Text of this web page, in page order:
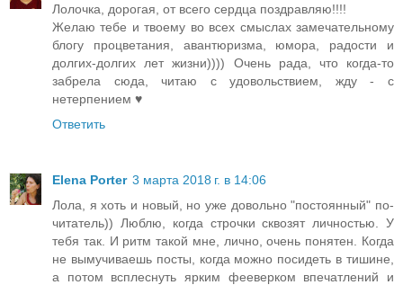
Лолочка, дорогая, от всего сердца поздравляю!!!!
Желаю тебе и твоему во всех смыслах замечательному
блогу процветания, авантюризма, юмора, радости и
долгих-долгих лет жизни)))) Очень рада, что когда-то
забрела сюда, читаю с удовольствием, жду - с
нетерпением ♥
Ответить
Elena Porter 3 марта 2018 г. в 14:06
Лола, я хоть и новый, но уже довольно "постоянный" по-
читатель)) Люблю, когда строчки сквозят личностью. У
тебя так. И ритм такой мне, лично, очень понятен. Когда
не вымучиваешь посты, когда можно посидеть в тишине,
а потом всплеснуть ярким фееверком впечатлений и